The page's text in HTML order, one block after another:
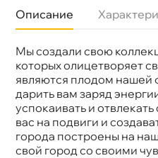
Описание
Мы создали свою
которых олицетворяет
являются плодом нашей
дарить вам заряд
успокаивать и
ас на подвиги и
орода построены на
свой город со своими
Бренд
Leraton